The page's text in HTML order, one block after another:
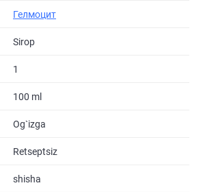
Гелмоцит
Sirop
1
100 ml
Og`izga
Retseptsiz
shisha